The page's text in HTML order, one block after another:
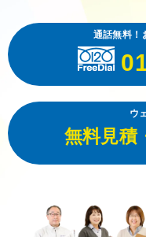
通話無料！
ウ
無料見積